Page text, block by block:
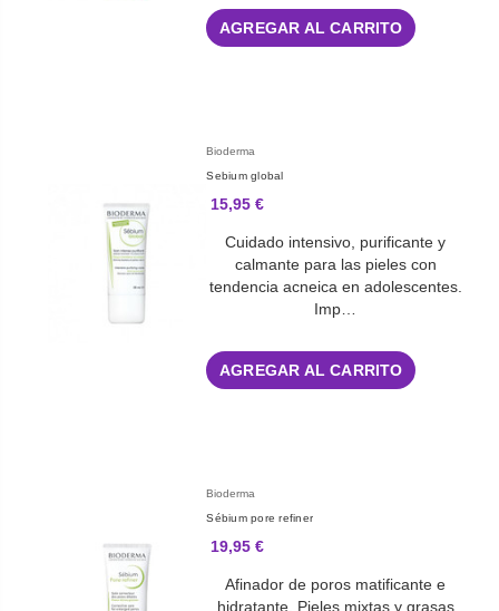
AGREGAR AL CARRITO
Bioderma
Sebium global
15,95 €
Cuidado intensivo, purificante y
calmante para las pieles con
tendencia acneica en adolescentes.
Imp…
AGREGAR AL CARRITO
Bioderma
Sébium pore refiner
19,95 €
Afinador de poros matificante e
hidratante. Pieles mixtas y grasas